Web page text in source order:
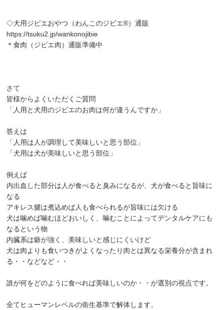
◇犬用ジビエおやつ（わんこのジビエ®）通販
https://tsuku2.jp/wankonojibie
＊食肉（ジビエ肉）通販準備中
さて
皆様からよくいただくご質問
「人用と犬用のジビエのお肉は何が違うんですか」
答えは
「人用は人が調理して美味しいと思う部位」
「犬用は犬が美味しいと思う部位」
例えば
内出血した部分は人が食べると臭みになるが、犬が食べると旨味に
なる
アキレス腱は煮込めば人も食べられるが旨味には欠ける
犬は噛めば噛むほどおいしく、噛むことによってデンタルケアにも
なるという物
内臓系は癖が強く、美味しいと感じにくいけど
犬は肉よりも食いつきがよくなったり肉とは異なる栄養分が含まれ
る・・などなど・・
誰が何をどのように食べれば美味しいのか・・が選別の視点です。
全てヒューマンレベルの衛生基準で解体します。